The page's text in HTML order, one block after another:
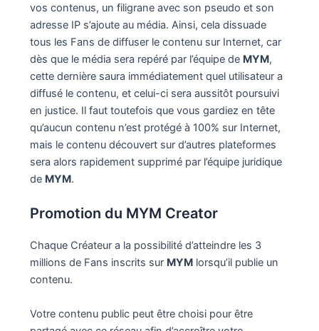
vos contenus, un filigrane avec son pseudo et son
adresse IP s’ajoute au média. Ainsi, cela dissuade
tous les Fans de diffuser le contenu sur Internet, car
dès que le média sera repéré par l’équipe de MYM,
cette dernière saura immédiatement quel utilisateur a
diffusé le contenu, et celui-ci sera aussitôt poursuivi
en justice. Il faut toutefois que vous gardiez en tête
qu’aucun contenu n’est protégé à 100% sur Internet,
mais le contenu découvert sur d’autres plateformes
sera alors rapidement supprimé par l’équipe juridique
de MYM.
Promotion du MYM Creator
Chaque Créateur a la possibilité d’atteindre les 3
millions de Fans inscrits sur MYMlorsqu’il publie un
contenu.
Votre contenu public peut être choisi pour être